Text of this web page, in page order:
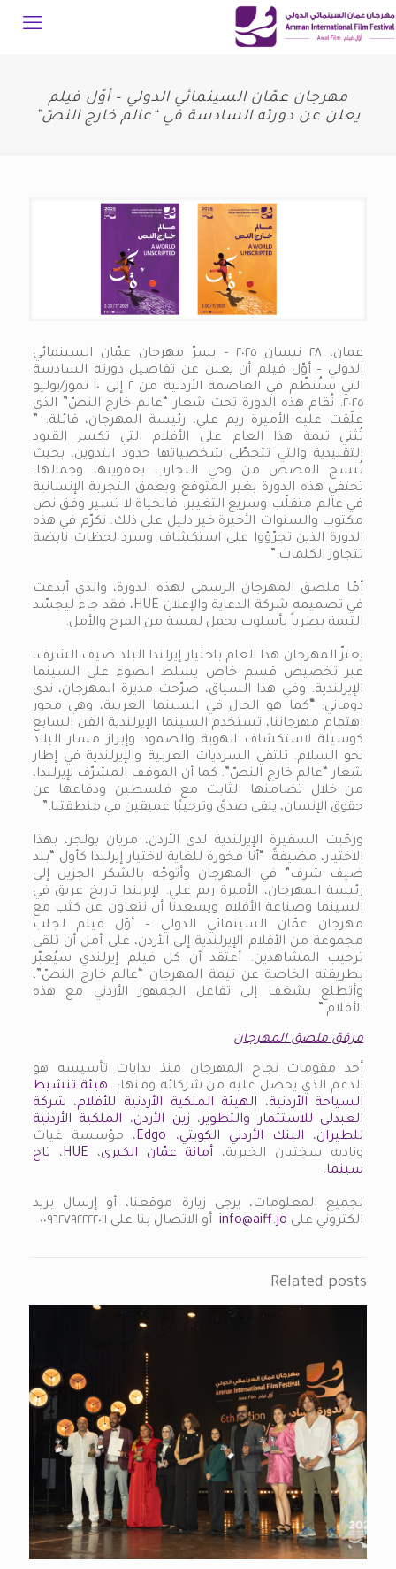
مهرجان عمّان السينمائي الدولي – أوّل فيلم
يعلن عن دورته السادسة في “عالم خارج النصّ”
عمان، ٢٨ نيسان ٢٠٢٥ – يسرّ مهرجان عمّان السينمائي
الدولي – أوّل فيلم أن يعلن عن تفاصيل دورته السادسة
التي ستُنظّم في العاصمة الأردنية من ٢ إلى ١٠ تموز/يوليو
٢٠٢٥. تُقام هذه الدورة تحت شعار “عالم خارج النصّ” الذي
علّقت عليه الأميرة ريم علي، رئيسة المهرجان، قائلة: ”
تُثني تيمة هذا العام على الأفلام التي تكسر القيود
التقليدية والتي تتخطّى شخصياتها حدود التدوين، بحيث
تُنسج القصص من وحي التجارب بعفويتها وجمالها.
تحتفي هذه الدورة بغير المتوقع وبعمق التجربة الإنسانية
في عالم متقلّب وسريع التغيير. فالحياة لا تسير وفق نص
مكتوب والسنوات الأخيرة خير دليل على ذلك. نكرّم في هذه
الدورة الذين تجرّؤوا على استكشاف وسرد لحظات نابضة
تتجاوز الكلمات.”
أمّا ملصق المهرجان الرسمي لهذه الدورة، والذي أبدعت
في تصميمه شركة الدعاية والإعلان HUE، فقد جاء ليجسّد
التيمة بصرياً بأسلوب يحمل لمسة من المرح والأمل.
يعتزّ المهرجان هذا العام باختيار إيرلندا البلد ضيف الشرف،
عبر تخصيص قسم خاص يسلط الضوء على السينما
الإيرلندية. وفي هذا السياق، صرّحت مديرة المهرجان، ندى
دوماني:
كما هو الحال في السينما العربية، وهي محور
اهتمام مهرجاننا، تستخدم السينما الإيرلندية الفن السابع
كوسيلة لاستكشاف الهوية والصمود وإبراز مسار البلاد
نحو السلام. تلتقي السرديات العربية والإيرلندية في إطار
شعار “عالم خارج النصّ”. كما أن الموقف المشرّف لإيرلندا،
من خلال تضامنها الثابت مع فلسطين ودفاعها عن
حقوق الإنسان، يلقى صدىً وترحيبًا عميقين في منطقتنا.”
ورحّبت السفيرة الإيرلندية لدى الأردن، مريان بولجر، بهذا
الاختيار، مضيفةً: “أنا فخورة للغاية لاختيار إيرلندا كأول “بلد
ضيف شرف” في المهرجان وأتوجّه بالشكر الجزيل إلى
رئيسة المهرجان، الأميرة ريم علي. لإيرلندا تاريخ عريق في
السينما وصناعة الأفلام ويسعدنا أن نتعاون عن كثب مع
مهرجان عمّان السينمائي الدولي – أوّل فيلم لجلب
مجموعة من الأفلام الإيرلندية إلى الأردن، على أمل أن تلقى
ترحيب المشاهدين. أعتقد أن كل فيلم إيرلندي سيُعبّر
بطريقته الخاصة عن تيمة المهرجان “عالم خارج النصّ”،
وأتطلع بشغف إلى تفاعل الجمهور الأردني مع هذه
الأفلام.”
مرفق ملصق المهرجان
أحد مقومات نجاح المهرجان منذ بدايات تأسيسه هو
الدعم الذي يحصل عليه من شركائه ومنها: هيئة تنشيط
السياحة الأردنية، الهيئة الملكية الأردنية للأفلام، شركة
العبدلي للاستثمار والتطوير، زين الأردن، الملكية الأردنية
للطيران، البنك الأردني الكويتي، Edgo، مؤسسة غياث
وناديه سختيان الخيرية، أمانة عمّان الكبرى، HUE، تاج
سينما.
لجميع المعلومات، يرجى زيارة موقعنا، أو إرسال بريد
الكتروني على info@aiff.joأو الاتصال بنا على ٠٠٩٦٢٧٩٢٢٢٢٠١١
Related posts